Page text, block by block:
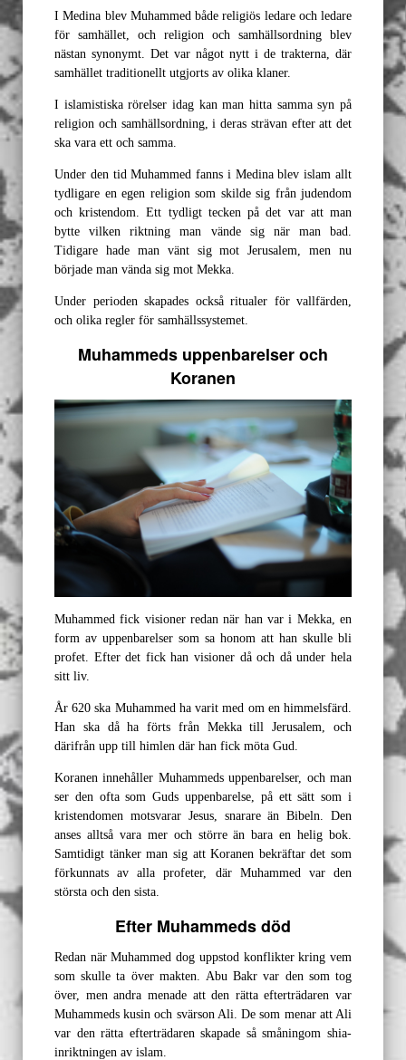
I Medina blev Muhammed både religiös ledare och ledare
för samhället, och religion och samhällsordning blev
nästan synonymt. Det var något nytt i de trakterna, där
samhället traditionellt utgjorts av olika klaner.
I islamistiska rörelser idag kan man hitta samma syn på
religion och samhällsordning, i deras strävan efter att det
ska vara ett och samma.
Under den tid Muhammed fanns i Medina blev islam allt
tydligare en egen religion som skilde sig från judendom
och kristendom. Ett tydligt tecken på det var att man
bytte vilken riktning man vände sig när man bad.
Tidigare hade man vänt sig mot Jerusalem, men nu
började man vända sig mot Mekka.
Under perioden skapades också ritualer för vallfärden,
och olika regler för samhällssystemet.
Muhammeds uppenbarelser och
Koranen
Muhammed fick visioner redan när han var i Mekka, en
form av uppenbarelser som sa honom att han skulle bli
profet. Efter det fick han visioner då och då under hela
sitt liv.
År 620 ska Muhammed ha varit med om en himmelsfärd.
Han ska då ha förts från Mekka till Jerusalem, och
därifrån upp till himlen där han fick möta Gud.
Koranen innehåller Muhammeds uppenbarelser, och man
ser den ofta som Guds uppenbarelse, på ett sätt som i
kristendomen motsvarar Jesus, snarare än Bibeln. Den
anses alltså vara mer och större än bara en helig bok.
Samtidigt tänker man sig att Koranen bekräftar det som
förkunnats av alla profeter, där Muhammed var den
största och den sista.
Efter Muhammeds död
Redan när Muhammed dog uppstod konflikter kring vem
som skulle ta över makten. Abu Bakr var den som tog
över, men andra menade att den rätta efterträdaren var
Muhammeds kusin och svärson Ali. De som menar att Ali
var den rätta efterträdaren skapade så småningom shia-
inriktningen av islam.